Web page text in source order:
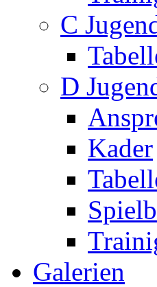
C
D
Kader
Galerien